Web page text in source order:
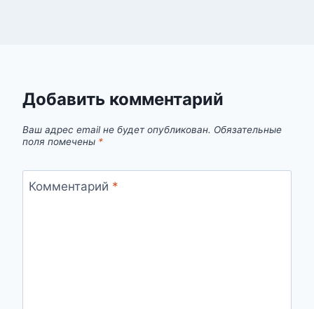
Добавить комментарий
Ваш адрес email не будет опубликован. Обязательные
поля помечены *
Комментарий *